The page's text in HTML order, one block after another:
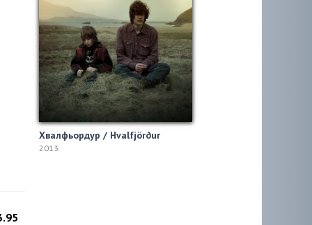
Хвалфьордур / Hvalfjörður
2013